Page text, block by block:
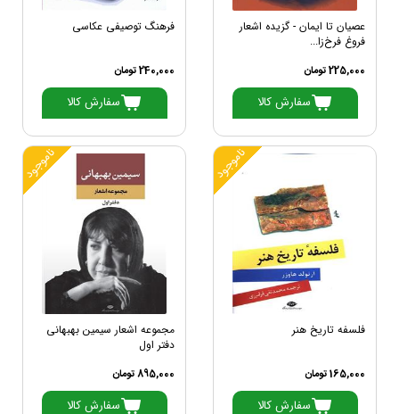
عصیان تا ایمان - گزیده اشعار
فروغ فرخ‌زا...
225,000 تومان
سفارش کالا
فرهنگ توصیفی عکاسی
240,000 تومان
سفارش کالا
ناموجود
فلسفه تاریخ هنر
165,000 تومان
سفارش کالا
ناموجود
مجموعه اشعار سیمین بهبهانی
دفتر اول
895,000 تومان
سفارش کالا